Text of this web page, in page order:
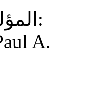
المؤلف / المؤلفة:
A.